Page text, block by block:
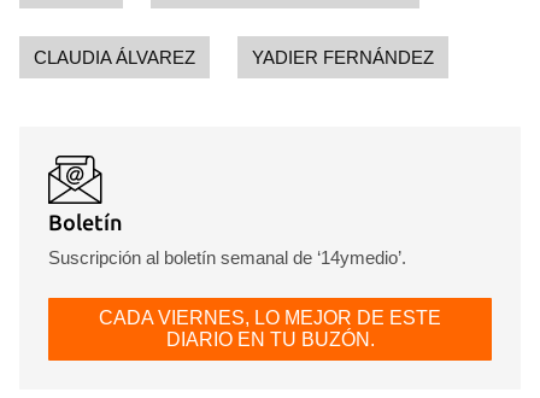
CLAUDIA ÁLVAREZ YADIER FERNÁNDEZ
Boletín
Suscripción al boletín semanal de ‘14ymedio’.
CADA VIERNES, LO MEJOR DE ESTE
DIARIO EN TU BUZÓN.